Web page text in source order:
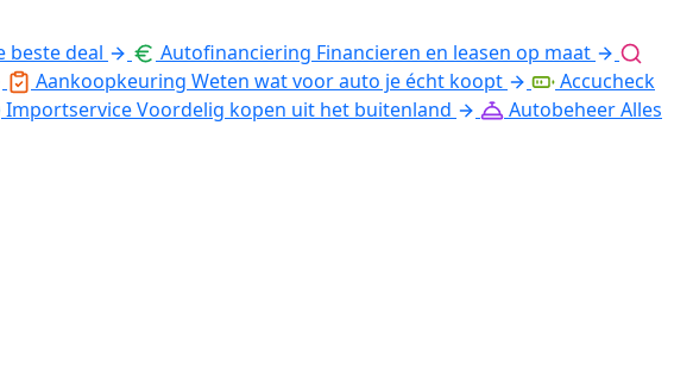
beste deal Autofinanciering Financieren en leasen op maat
Aankoopkeuring Weten wat voor auto je écht koopt
Accucheck
ImportserviceVoordelig kopen uit het buitenland AutobeheerAlles